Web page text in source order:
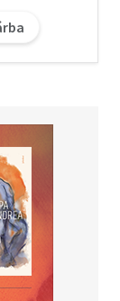
egyik
Sarum,
követett,
és
lépdelt. A
rajta lévő
egy hosszú,
egy